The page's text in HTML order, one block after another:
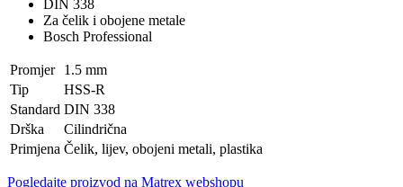
DIN 338
Za čelik i obojene metale
Bosch Professional
Promjer
1.5 mm
Tip
HSS-R
Standard DIN 338
Drška
Cilindrična
Primjena Čelik, lijev, obojeni metali, plastika
Pogledajte proizvod na Matrex webshopu